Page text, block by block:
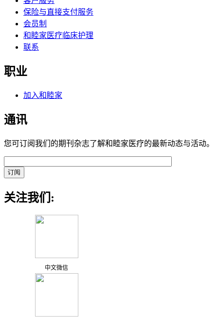
保险与直接支付服务
会员制
和睦家医疗临床护理
联系
职业
加入和睦家
通讯
您可订阅我们的期刊杂志了解和睦家医疗的最新动态与活动。
关注我们:
中文微信